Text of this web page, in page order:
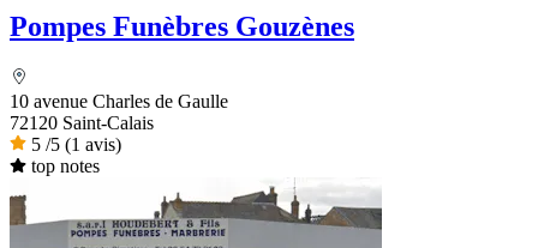
Pompes Funèbres Gouzènes
10 avenue Charles de Gaulle
72120 Saint-Calais
5 /5 (1 avis)
top notes